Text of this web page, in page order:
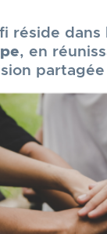
réside dans
, en